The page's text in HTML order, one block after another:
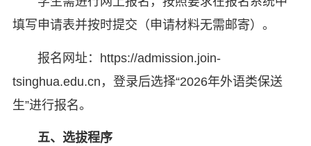
填写申请表并按时提交（申请材料无需邮寄）。
报名网址：https://admission.join-
tsinghua.edu.cn，登录后选择“2026年外语类保送
生”进行报名。
五、 选拔程序